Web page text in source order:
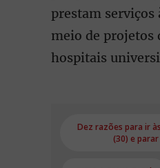
prestam serviços
meio de projetos
hospitais
Dez razões para ir
(30) e